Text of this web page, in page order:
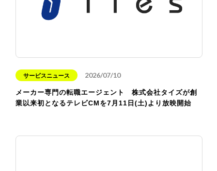
サービスニュース 2026/07/10
メーカー専門の転職エージェント 株式会社タイズが創
業以来初となるテレビCMを7月11日(土)より放映開始